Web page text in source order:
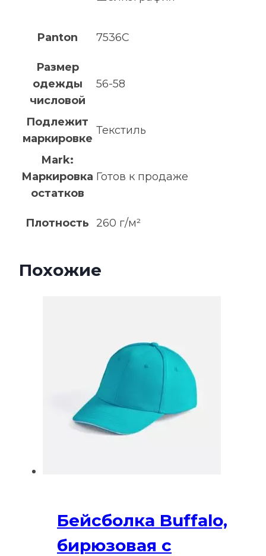
Panton 7536C
Размер
одежды
числовой
56-58
Подлежит
маркировке
Текстиль
Mark:
Маркировка
остатков
Готов к продаже
Плотность 260 г/м²
Похожие
Бейсболка Buffalo,
бирюзовая с